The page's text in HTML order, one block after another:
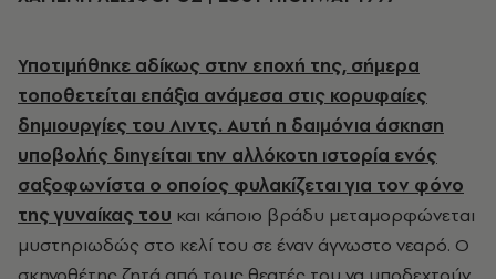
Υποτιμήθηκε αδίκως στην εποχή της, σήμερα
τοποθετείται επάξια ανάμεσα στις κορυφαίες
δημιουργίες του Λιντς. Αυτή η δαιμόνια άσκηση
υποβολής διηγείται την αλλόκοτη ιστορία ενός
σαξοφωνίστα ο οποίος φυλακίζεται για τον φόνο
της γυναίκας του και κάποιο βράδυ μεταμορφώνεται
μυστηριωδώς στο κελί του σε έναν άγνωστο νεαρό. Ο